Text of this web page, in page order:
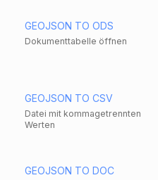
GEOJSON TO ODS
Dokumenttabelle öffnen
GEOJSON TO CSV
Datei mit kommagetrennten
Werten
GEOJSON TO DOC